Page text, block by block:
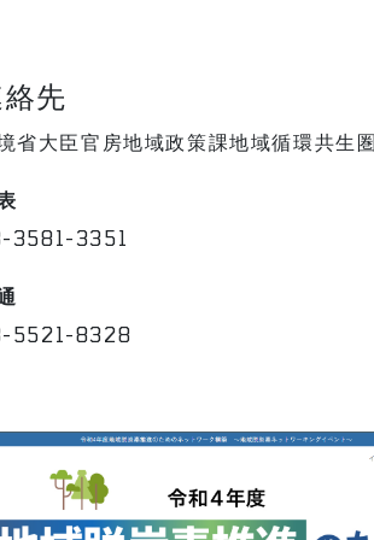
先
省大臣官房地域政策課地域循環共生
3581-3351
5521-8328